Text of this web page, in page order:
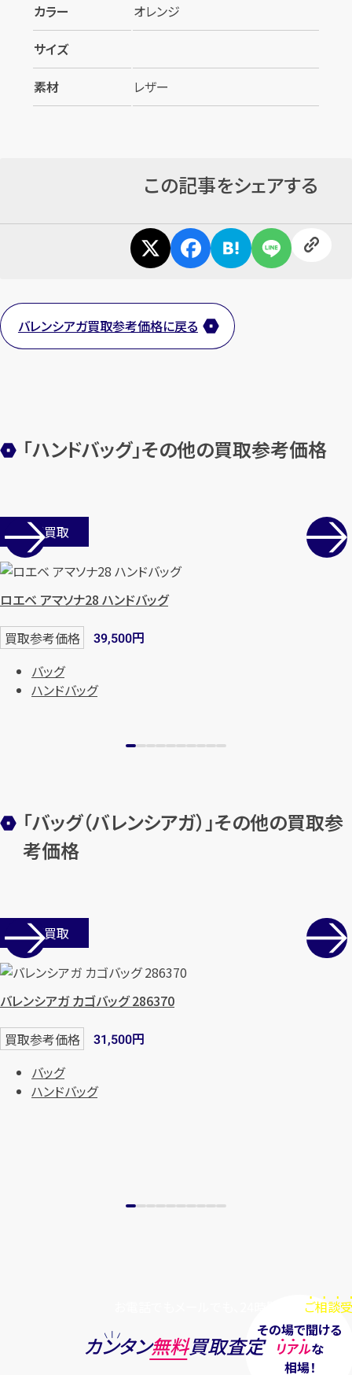
分！ 今すぐ査定金額をお伝えいた
無料査定
【総合受付】24時間・年中無休(年末年
カラー
オレンジ
サイズ
素材
レザー
この記事をシェアする
バレンシアガ買取参考価格に戻る
「ハンドバッグ」その他の買取参考価格
店舗買取
ロエベ アマソナ28 ハンドバッグ
買取参考価格 39,500円
バッグ
ハンドバッグ
「バッグ（バレンシアガ）」その他の買取参
考価格
店舗買取
バレンシアガ カゴバッグ 286370
買取参考価格 31,500円
バッグ
ハンドバッグ
ご相談
その場で聞ける
リアルな
相場！
カンタン無料買取査定